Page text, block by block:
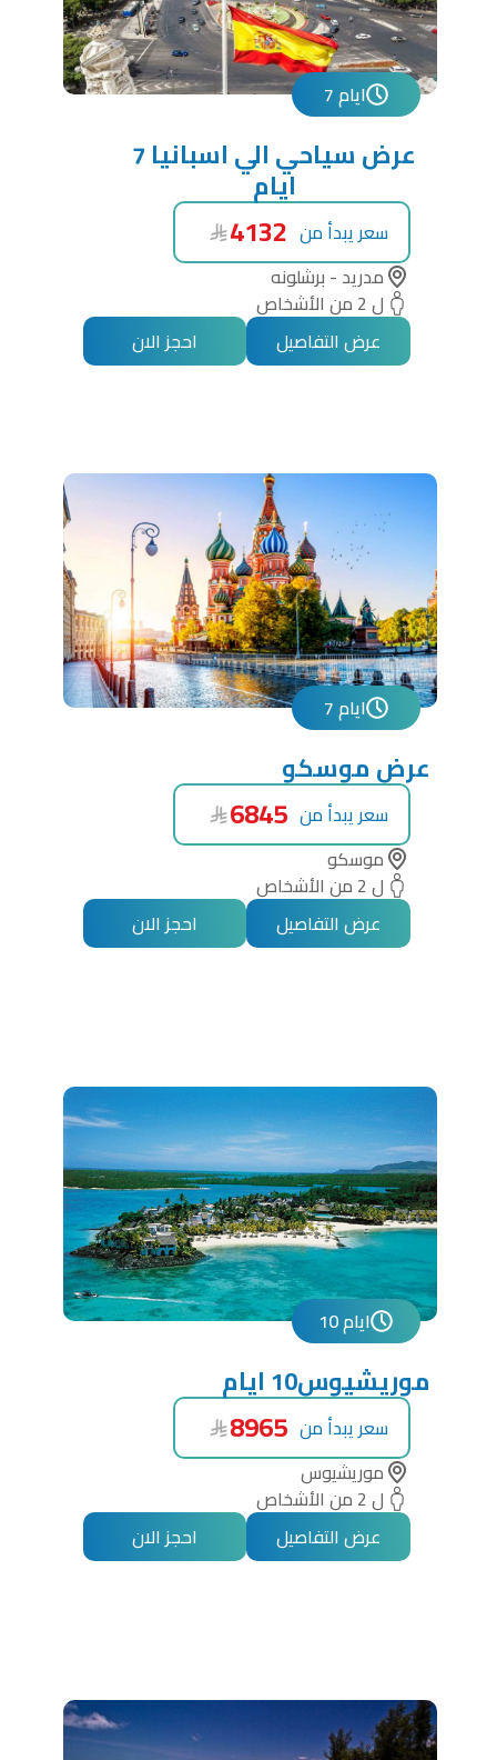
7 ايام
عرض سياحي الي اسبانيا 7
ايام
4132 سعر يبدأ من
مدريد - برشلونه
ل 2 من الأشخاص
احجز الان
عرض التفاصيل
7 ايام
عرض موسكو
6845 سعر يبدأ من
موسكو
ل 2 من الأشخاص
احجز الان
عرض التفاصيل
10 ايام
موريشيوس10 ايام
8965 سعر يبدأ من
موريشيوس
ل 2 من الأشخاص
احجز الان
عرض التفاصيل